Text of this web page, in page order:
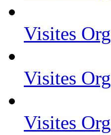
Visites
Visites
Visites